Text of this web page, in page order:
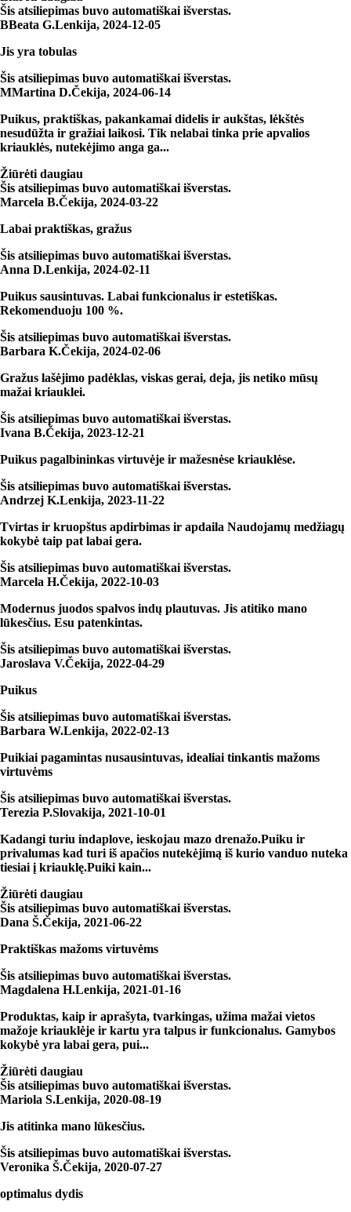
Šis atsiliepimas buvo automatiškai išverstas.
BBeata G.Lenkija, 2024‑12‑05
Jis yra tobulas
Šis atsiliepimas buvo automatiškai išverstas.
MMartina D.Čekija, 2024‑06‑14
Puikus, praktiškas, pakankamai didelis ir aukštas, lėkštės
nesudūžta ir gražiai laikosi. Tik nelabai tinka prie apvalios
kriauklės, nutekėjimo anga ga...
Žiūrėti daugiau
Šis atsiliepimas buvo automatiškai išverstas.
Marcela B.Čekija, 2024‑03‑22
Labai praktiškas, gražus
Šis atsiliepimas buvo automatiškai išverstas.
Anna D.Lenkija, 2024‑02‑11
Puikus sausintuvas. Labai funkcionalus ir estetiškas.
Rekomenduoju 100 %.
Šis atsiliepimas buvo automatiškai išverstas.
Barbara K.Čekija, 2024‑02‑06
Gražus lašėjimo padėklas, viskas gerai, deja, jis netiko mūsų
mažai kriauklei.
Šis atsiliepimas buvo automatiškai išverstas.
Ivana B.Čekija, 2023‑12‑21
Puikus pagalbininkas virtuvėje ir mažesnėse kriauklėse.
Šis atsiliepimas buvo automatiškai išverstas.
Andrzej K.Lenkija, 2023‑11‑22
Tvirtas ir kruopštus apdirbimas ir apdaila Naudojamų medžiagų
kokybė taip pat labai gera.
Šis atsiliepimas buvo automatiškai išverstas.
Marcela H.Čekija, 2022‑10‑03
Modernus juodos spalvos indų plautuvas. Jis atitiko mano
lūkesčius. Esu patenkintas.
Šis atsiliepimas buvo automatiškai išverstas.
Jaroslava V.Čekija, 2022‑04‑29
Puikus
Šis atsiliepimas buvo automatiškai išverstas.
Barbara W.Lenkija, 2022‑02‑13
Puikiai pagamintas nusausintuvas, idealiai tinkantis mažoms
virtuvėms
Šis atsiliepimas buvo automatiškai išverstas.
Terezia P.Slovakija, 2021‑10‑01
Kadangi turiu indaplove, ieskojau mazo drenažo.Puiku ir
privalumas kad turi iš apačios nutekėjimą iš kurio vanduo nuteka
tiesiai į kriauklę.Puiki kain...
Žiūrėti daugiau
Šis atsiliepimas buvo automatiškai išverstas.
Dana Š.Čekija, 2021‑06‑22
Praktiškas mažoms virtuvėms
Šis atsiliepimas buvo automatiškai išverstas.
Magdalena H.Lenkija, 2021‑01‑16
Produktas, kaip ir aprašyta, tvarkingas, užima mažai vietos
mažoje kriauklėje ir kartu yra talpus ir funkcionalus. Gamybos
kokybė yra labai gera, pui...
Žiūrėti daugiau
Šis atsiliepimas buvo automatiškai išverstas.
Mariola S.Lenkija, 2020‑08‑19
Jis atitinka mano lūkesčius.
Šis atsiliepimas buvo automatiškai išverstas.
Veronika Š.Čekija, 2020‑07‑27
optimalus dydis